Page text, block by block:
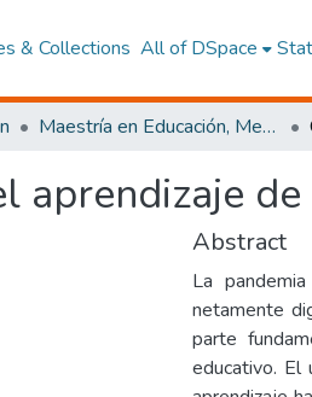
& Collections All of DSpace
Maestría en Educación, Mención Pedagogía en Entornos Digitales
aprendizaje
Abstract
La
netamente
parte
educativo. El